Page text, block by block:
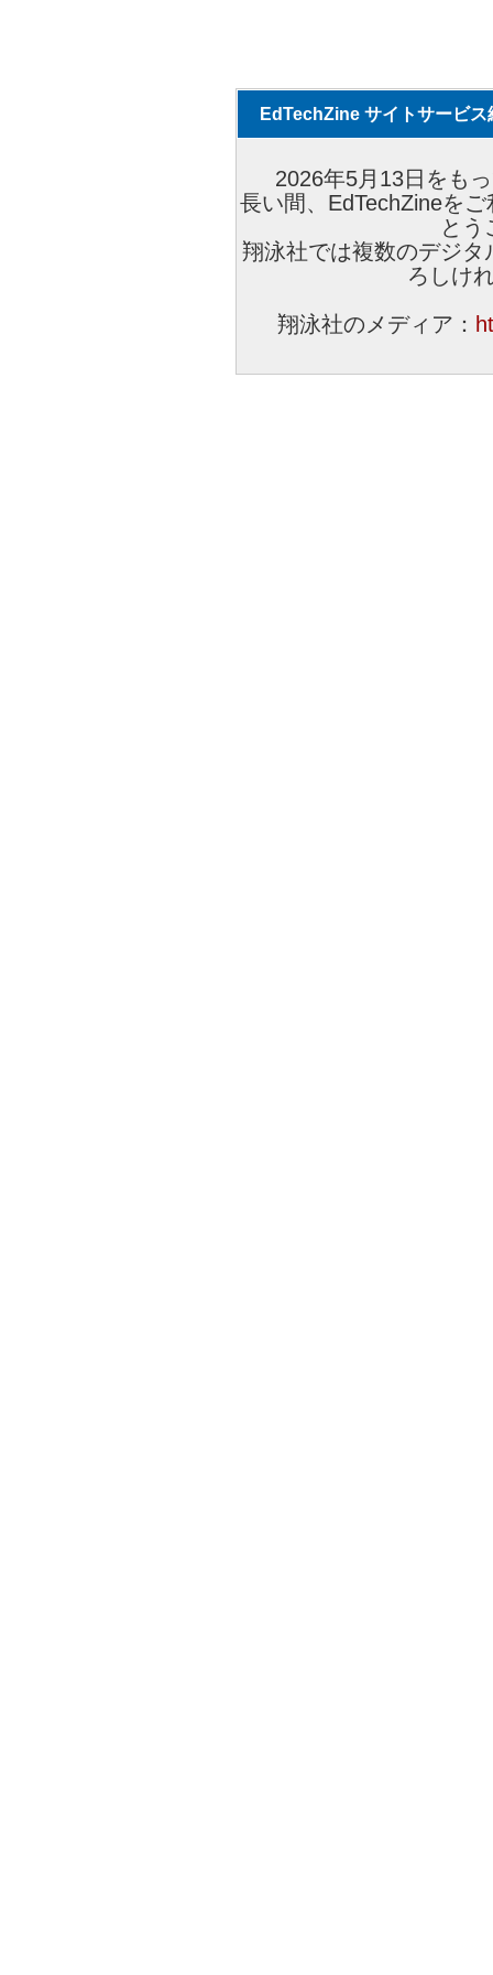
EdTechZine サイトサービス
2026年5月13日をも
長い間、EdTechZineを
とう
翔泳社では複数のデジ
ろしけ
翔泳社のメディア：